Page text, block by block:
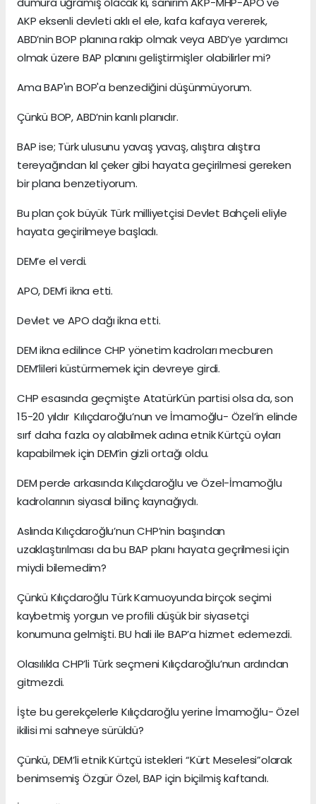
AKP eksenli devleti aklı el ele, kafa kafaya vererek,
ABD’nin BOP planına rakip olmak veya ABD’ye yardımcı
olmak üzere BAP planını geliştirmişler olabilirler mi?
Ama BAP'ın BOP'a benzediğini düşünmüyorum.
Çünkü BOP, ABD’nin kanlı planıdır.
BAP ise; Türk ulusunu yavaş yavaş, alıştıra alıştıra
tereyağından kıl çeker gibi hayata geçirilmesi gereken
bir plana benzetiyorum.
Bu plan çok büyük Türk milliyetçisi Devlet Bahçeli eliyle
hayata geçirilmeye başladı.
DEM’e el verdi.
APO, DEM’i ikna etti.
Devlet ve APO dağı ikna etti.
DEM ikna edilince CHP yönetim kadroları mecburen
DEM’lileri küstürmemek için devreye girdi.
CHP esasında geçmişte Atatürk’ün partisi olsa da, son
15-20 yıldır Kılıçdaroğlu’nun ve İmamoğlu- Özel’in elinde
sırf daha fazla oy alabilmek adına etnik Kürtçü oyları
kapabilmek için DEM’in gizli ortağı oldu.
DEM perde arkasında Kılıçdaroğlu ve Özel-İmamoğlu
kadrolarının siyasal bilinç kaynağıydı.
Aslında Kılıçdaroğlu’nun CHP’nin başından
uzaklaştırılması da bu BAP planı hayata geçrilmesi için
miydi bilemedim?
Çünkü Kılıçdaroğlu Türk Kamuoyunda birçok seçimi
kaybetmiş yorgun ve profili düşük bir siyasetçi
konumuna gelmişti. BU hali ile BAP’a hizmet edemezdi.
Olasılıkla CHP’li Türk seçmeni Kılıçdaroğlu’nun ardından
gitmezdi.
İşte bu gerekçelerle Kılıçdaroğlu yerine İmamoğlu- Özel
ikilisi mi sahneye sürüldü?
Çünkü, DEM’li etnik Kürtçü istekleri “Kürt Meselesi”olarak
benimsemiş Özgür Özel, BAP için biçilmiş kaftandı.